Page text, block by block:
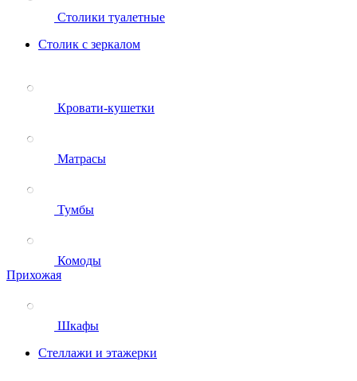
Столики туалетные
Столик с зеркалом
Кровати-кушетки
Матрасы
Тумбы
Комоды
Прихожая
Шкафы
Стеллажи и этажерки